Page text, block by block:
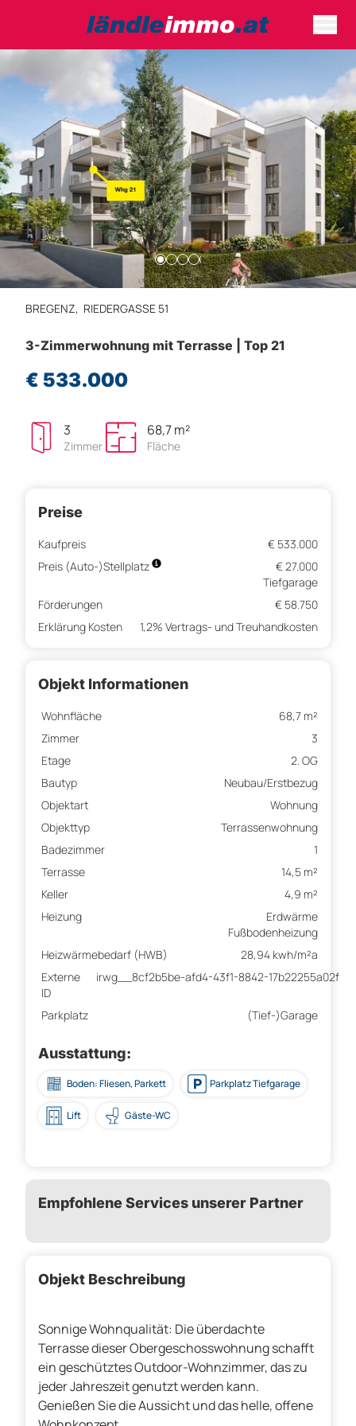
BREGENZ, RIEDERGASSE 51
3-Zimmerwohnung mit Terrasse | Top 21
€ 533.000
3
Zimmer
68,7 m²
Fläche
Preise
Kaufpreis
€ 533.000
Preis (Auto-)Stellplatz
€ 27.000
Tiefgarage
Förderungen
€ 58.750
Erklärung Kosten
1,2% Vertrags- und Treuhandkosten
Objekt Informationen
Wohnfläche
68,7 m²
Zimmer
3
Etage
2. OG
Bautyp
Neubau/Erstbezug
Objektart
Wohnung
Objekttyp
Terrassenwohnung
Badezimmer
1
Terrasse
14,5 m²
Keller
4,9 m²
Heizung
Erdwärme
Fußbodenheizung
Heizwärmebedarf (HWB)
28,94 kwh/m²a
Externe
ID
irwg__8cf2b5be-afd4-43f1-8842-17b22255a02f
Parkplatz (Tief-)Garage
Ausstattung:
Boden: Fliesen, Parkett Parkplatz Tiefgarage
Lift Gäste-WC
Empfohlene Services unserer Partner
Objekt Beschreibung
Sonnige Wohnqualität: Die überdachte
Terrasse dieser Obergeschosswohnung schafft
ein geschütztes Outdoor-Wohnzimmer, das zu
jeder Jahreszeit genutzt werden kann.
Genießen Sie die Aussicht und das helle, offene